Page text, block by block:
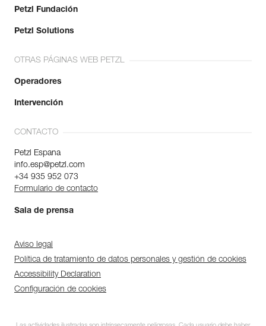
Petzl Fundación
Petzl Solutions
OTRAS PÁGINAS WEB PETZL
Operadores
Intervención
CONTACTO
Petzl Espana
info.esp@petzl.com
+34 935 952 073
Formulario de contacto
Sala de prensa
Aviso legal
Política de tratamiento de datos personales y gestión de cookies
Accessibility Declaration
Configuración de cookies